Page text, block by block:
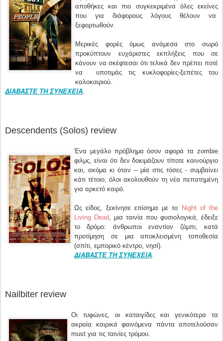
αποθήκες και πιο συγκεκριμένα όλες εκείνες
που για διάφορους λόγους θέλουν να
ξεφορτωθούν.
Μερικές φορές όμως ανάμεσα στο σωρό
προκύπτουν ευχάριστες εκπλήξεις που σε
κάνουν να σκέφτεσαι ότι τελικά δεν πρέπει ποτέ
να υποτιμάς τις κυκλοφορίες-ξεπέτες του
καλοκαιριού.
ΔΙΑΒΑΣΤΕ ΤΗ ΣΥΝΕΧΕΙΑ.
Descendents (Solos) review
Ένα μεγάλο πρόβλημα όσον αφορά τα zombie
φιλμς, είναι ότι δεν δοκιμάζουν τίποτε καινούργιο
και, ακόμα κι όταν – μία στις τόσες - συμβαίνει
κάτι τέτοιο, όλοι ακολουθούν τη νέα πεπατημένη
για αρκετό καιρό.
Ως είδος, ξεκίνησε επίσημα με το
Night of the
Living Dead, μια ταινία που φυσιολογικά, έδειξε
το δρόμο: άνθρωποι εναντίον ζόμπι, κατά
προτίμηση σε μια αποκλεισμένη τοποθεσία
(σπίτι, εμπορικό κέντρο, νησί).
ΔΙΑΒΑΣΤΕ ΤΗ ΣΥΝΕΧΕΙΑ.
Nailbiter review
Οι τυφώνες, οι καταιγίδες και γενικότερα τα
ακραία καιρικά φαινόμενα πάντα αποτελούσαν
must για τις ταινίες τρόμου.